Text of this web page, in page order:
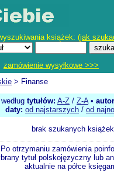
książek: (jak
zamówienie wysyłkowe >>>
> Finanse
tytułów: A-Z / Z-A•
daty: od najstarszych / od
brak szukanych książek
Po otrzymaniu zamówienia
tytuł polskojęzyczny lub
aktualnie na półce